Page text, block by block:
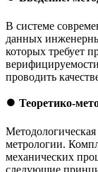
В системе
данных
которых требует
проводить
⏺️ Теоретико-
метрологии.
механических
следующие